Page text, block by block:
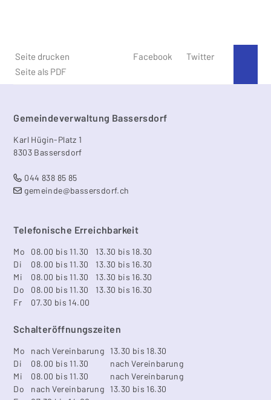
Seite drucken
Seite als PDF
Facebook Twitter
Footer
Gemeindeverwaltung Bassersdorf
Karl Hügin-Platz 1
8303 Bassersdorf
044 838 85 85
gemeinde@bassersdorf.ch
Telefonische Erreichbarkeit
Mo 08.00 bis 11.30
13.30 bis 18.30
Di
08.00 bis 11.30
13.30 bis 16.30
Mi
08.00 bis 11.30
13.30 bis 16.30
Do
08.00 bis 11.30
13.30 bis 16.30
Fr
07.30 bis 14.00
Schalteröffnungszeiten
Mo nach Vereinbarung
13.30 bis 18.30
Di
08.00 bis 11.30
nach Vereinbarung
Mi
08.00 bis 11.30
nach Vereinbarung
Do
nach Vereinbarung
13.30 bis 16.30